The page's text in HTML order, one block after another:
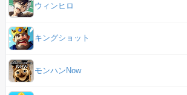
ウィンヒロ
キングショット
モンハンNow